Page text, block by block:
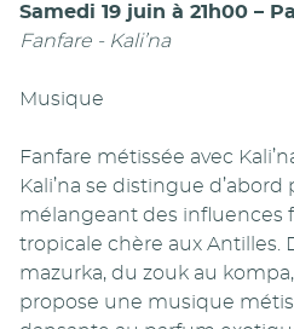
Samedi 19 juin à 21h00 –
Fanfare - Kali’na
Musique
Fanfare métissée avec
Kali’na se distingue
mélangeant des influences
tropicale chère aux Antilles.
mazurka, du zouk au kompa,
propose une musique